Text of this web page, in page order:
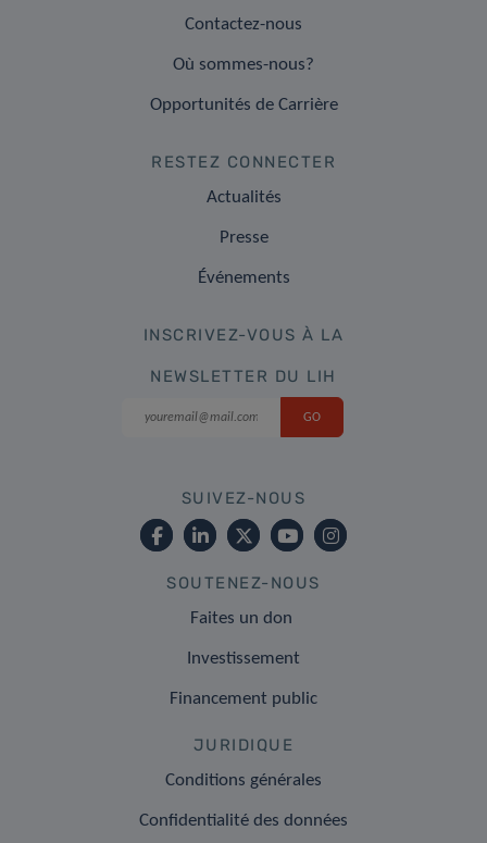
Contactez-nous
Où sommes-nous?
Opportunités de Carrière
RESTEZ CONNECTER
Actualités
Presse
Événements
INSCRIVEZ-VOUS À LA
NEWSLETTER DU LIH
SUIVEZ-NOUS
SOUTENEZ-NOUS
Faites un don
Investissement
Financement public
JURIDIQUE
Conditions générales
Confidentialité des données